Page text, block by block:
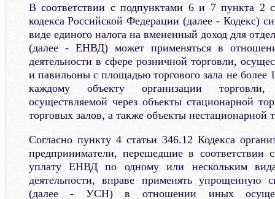
В соответствии с подпунктами 6 и 7 пункта 2
кодекса Российской Федерации (далее - Кодекс)
виде единого налога на вмененный доход для
(далее - ЕНВД) может применяться в
деятельности в сфере розничной торговли,
и павильоны с площадью торгового зала не более
каждому объекту организации торговли,
осуществляемой через объекты стационарной
торговых залов, а также объекты нестационарной
Согласно пункту 4 статьи 346.12 Кодекса
предприниматели, перешедшие в соответствии
уплату ЕНВД по одному или нескольким
деятельности, вправе применять упрощенную
(далее - УСН) в отношении иных